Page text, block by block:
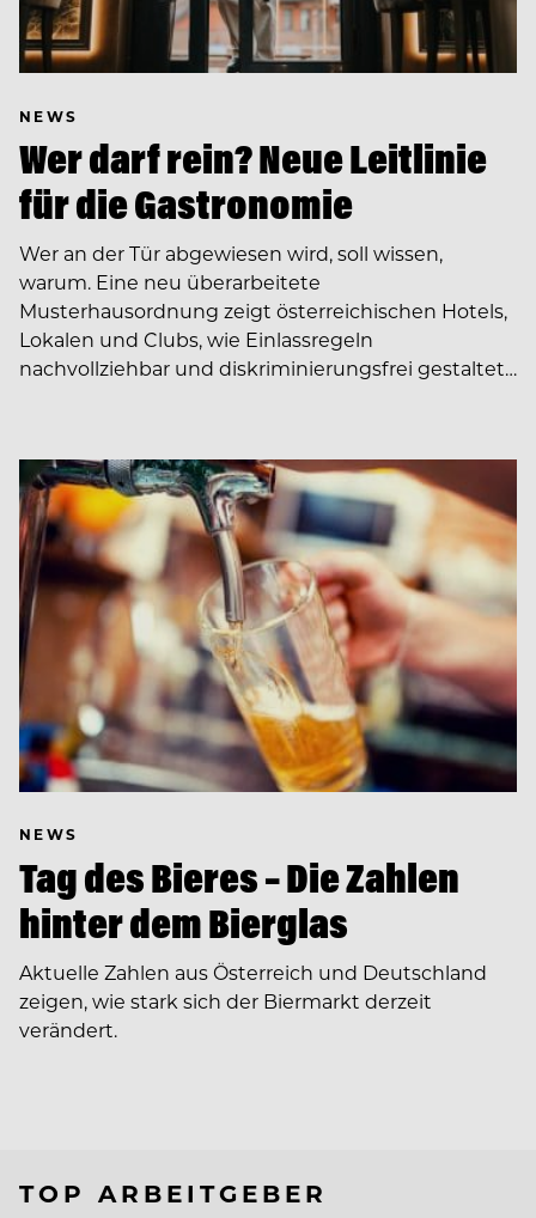
NEWS
Wer darf rein? Neue Leitlinie
für die Gastronomie
Wer an der Tür abgewiesen wird, soll wissen,
warum. Eine neu überarbeitete
Musterhausordnung zeigt österreichischen Hotels,
Lokalen und Clubs, wie Einlassregeln
nachvollziehbar und diskriminierungsfrei gestaltet…
NEWS
Tag des Bieres – Die Zahlen
hinter dem Bierglas
Aktuelle Zahlen aus Österreich und Deutschland
zeigen, wie stark sich der Biermarkt derzeit
verändert.
TOP ARBEITGEBER